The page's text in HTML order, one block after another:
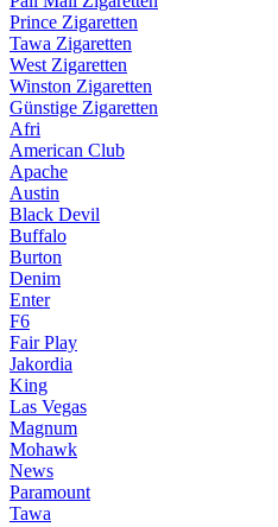
Prince Zigaretten
Tawa Zigaretten
West Zigaretten
Winston Zigaretten
Günstige Zigaretten
Afri
American Club
Apache
Austin
Black Devil
Buffalo
Burton
Denim
Enter
F6
Fair Play
Jakordia
King
Las Vegas
Magnum
Mohawk
News
Paramount
Tawa